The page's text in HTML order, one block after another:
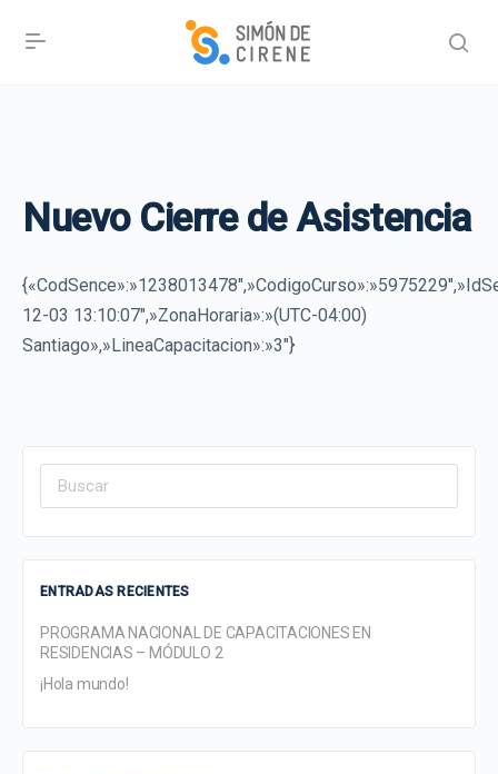
Nuevo Cierre de Asistencia
12-03 13:10:07″,»ZonaHoraria»:»(UTC-04:00)
Santiago»,»LineaCapacitacion»:»3″}
Search
ENTRADAS RECIENTES
PROGRAMA NACIONAL DE CAPACITACIONES EN
RESIDENCIAS – MÓDULO 2
¡Hola mundo!